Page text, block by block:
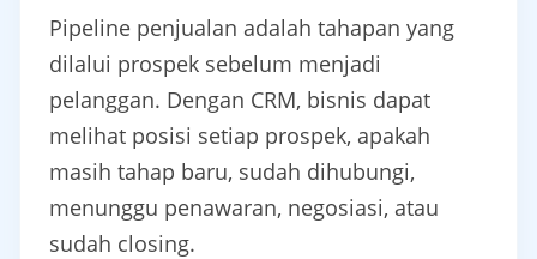
Pipeline penjualan adalah tahapan yang
dilalui prospek sebelum menjadi
pelanggan. Dengan CRM, bisnis dapat
melihat posisi setiap prospek, apakah
masih tahap baru, sudah dihubungi,
menunggu penawaran, negosiasi, atau
sudah closing.